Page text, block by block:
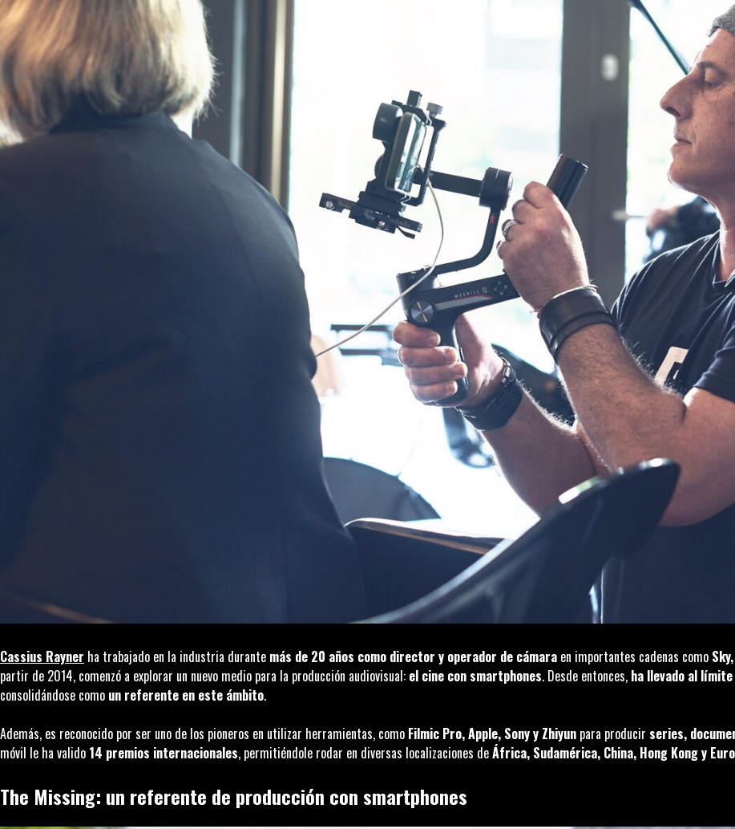
Cassius Rayner ha trabajado en la industria durante más de 20 años como director y operador de cámara en importantes cadenas como
partir de 2014, comenzó a explorar un nuevo medio para la producción audiovisual: el cine con smartphones. Desde entonces, ha llevado al
consolidándose como un referente en este ámbito.
Además, es reconocido por ser uno de los pioneros en utilizar herramientas, como Filmic Pro, Apple, Sony y Zhiyun para producir series,
móvil le ha valido 14 premios internacionales, permitiéndole rodar en diversas localizaciones deÁfrica, Sudamérica, China, Hong Kong y
The Missing: un referente de producción con smartphones